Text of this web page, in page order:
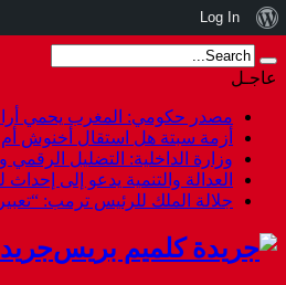
عاجـل
مصدر حكومي: المغرب يحمي
أزمة سبتة هل استقال أخنوش
وزارة الداخلية: التضليل
العدالة والتنمية يدعو إلى
جلالة الملك للرئيس ترمب:
نبذة
عن
ووردبريس
Log In